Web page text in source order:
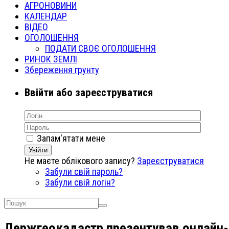
АГРОНОВИНИ
КАЛЕНДАР
ВІДЕО
ОГОЛОШЕННЯ
ПОДАТИ СВОЄ ОГОЛОШЕННЯ
РИНОК ЗЕМЛІ
Збереження грунту
Ввійти або зареєструватися
Запам'ятати мене
Увійти
Не маєте облікового запису? Зареєструватися
Забули свій пароль?
Забули свій логін?